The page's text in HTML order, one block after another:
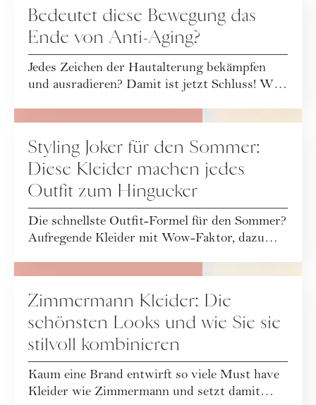
Bedeutet diese Bewegung das
Ende von Anti-Aging?
Jedes Zeichen der Hautalterung bekämpfen
und ausradieren? Damit ist jetzt Schluss! Wie
Styling Joker für den Sommer:
Diese Kleider machen jedes
Outfit zum Hingucker
Die schnellste Outfit-Formel für den Sommer?
Aufregende Kleider mit Wow-Faktor, dazu
Zimmermann Kleider: Die
schönsten Looks und wie Sie sie
stilvoll kombinieren
Kaum eine Brand entwirft so viele Must have
Kleider wie Zimmermann und setzt damit